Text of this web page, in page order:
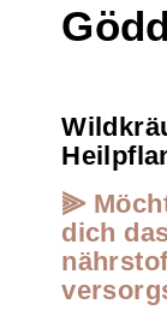
⫸
dich